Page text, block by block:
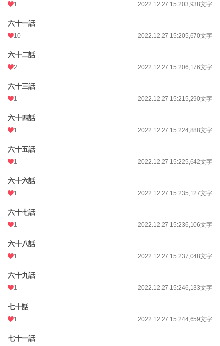
1 2022.12.27 15:203,938文字
六十一話
10 2022.12.27 15:205,670文字
六十二話
2 2022.12.27 15:206,176文字
六十三話
1 2022.12.27 15:215,290文字
六十四話
1 2022.12.27 15:224,888文字
六十五話
1 2022.12.27 15:225,642文字
六十六話
1 2022.12.27 15:235,127文字
六十七話
1 2022.12.27 15:236,106文字
六十八話
1 2022.12.27 15:237,048文字
六十九話
1 2022.12.27 15:246,133文字
七十話
1 2022.12.27 15:244,659文字
七十一話